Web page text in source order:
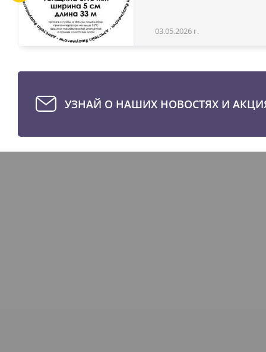
03.05.2026 г.
УЗНАЙ О НАШИХ НОВОСТЯХ И